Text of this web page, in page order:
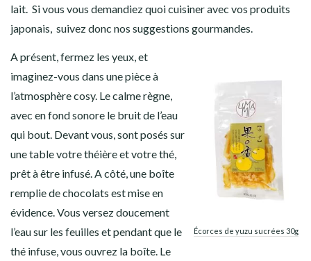
lait Si vous vous demandiez quoi cuisiner avec vos produits
japonais, suivez donc nos suggestions gourmandes.
Écorces de yuzu sucrées 30g
A présent, fermez les yeux, et
imaginez-vous dans une pièce à
l’atmosphère cosy. Le calme règne,
avec en fond sonore le bruit de l’eau
qui bout. Devant vous, sont posés sur
une table votre théière et votre thé,
prêt à être infusé. A côté, une boîte
remplie de chocolats est mise en
évidence. Vous versez doucement
l’eau sur les feuilles et pendant que le
thé infuse, vous ouvrez la boîte. Le